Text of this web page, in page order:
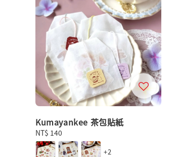
Kumayankee 茶包貼紙
Regular
price
NT$ 140
+2